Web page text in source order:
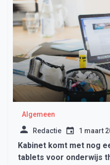
Algemeen
Redactie 1 maart
Kabinet komt met nog
tablets voor onderwijs